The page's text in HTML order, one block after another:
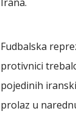
Fudbalska
protivnici
pojedinih
prolaz u